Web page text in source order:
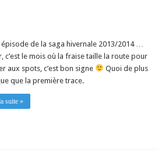
épisode de la saga hivernale 2013/2014 …
c’est le mois où la fraise taille la route pour
aux spots, c’est bon signe
Quoi de plus
que la première trace.
suite »